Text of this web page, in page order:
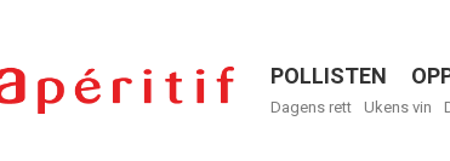
Menu
POLLISTEN
Dagens rett Ukens vin